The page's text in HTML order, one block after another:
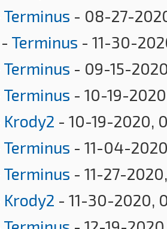
Terminus - 08-27-
- Terminus - 11-30-
Terminus - 09-15-
Terminus - 10-19-
Krody2 - 10-19-2020,
Terminus - 11-04-
Terminus - 11-27-
Krody2 - 11-30-2020,